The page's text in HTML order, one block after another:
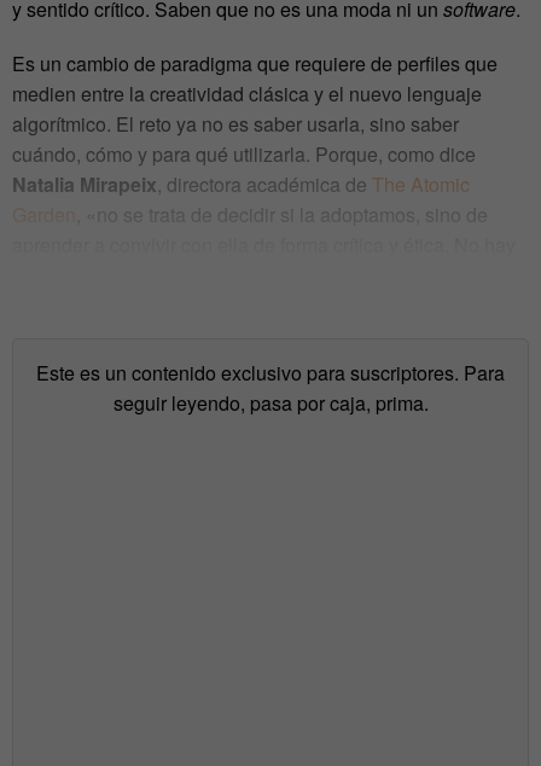
y sentido crítico. Saben que no es una moda ni un software.
Es un cambio de paradigma que requiere de perfiles que
medien entre la creatividad clásica y el nuevo lenguaje
algorítmico. El reto ya no es saber usarla, sino saber
cuándo, cómo y para qué utilizarla. Porque, como dice
Natalia Mirapeix, directora académica de The Atomic
Garden
, «no se trata de decidir si la adoptamos, sino de
Este es un contenido exclusivo para suscriptores. Para
seguir leyendo, pasa por caja, prima.